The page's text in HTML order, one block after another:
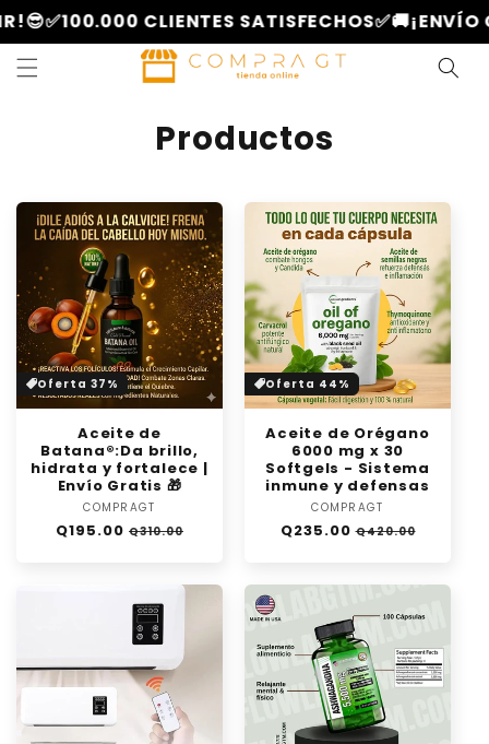
contenido
SATISFECHOS✅🚚¡ENVÍO GRATIS A
C
l
e
c
c
i
ó
n
:
Productos
Oferta 37%
Aceite de
Batana®:Da brillo,
hidrata y fortalece |
Envío Gratis 🎁
Proveedor:
COMPRAGT
Precio
Q195.00 Precio
Q310.00
Oferta 44%
Aceite de Orégano
6000 mg x 30
Softgels - Sistema
inmune y defensas
Proveedor:
COMPRAGT
Precio
Q235.00 Precio
Q420.00